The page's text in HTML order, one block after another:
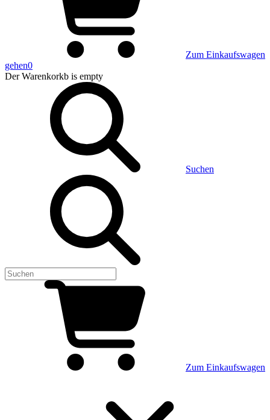
Zum Einkaufswagen
gehen0
Der Warenkorkb is empty
Suchen
Zum Einkaufswagen